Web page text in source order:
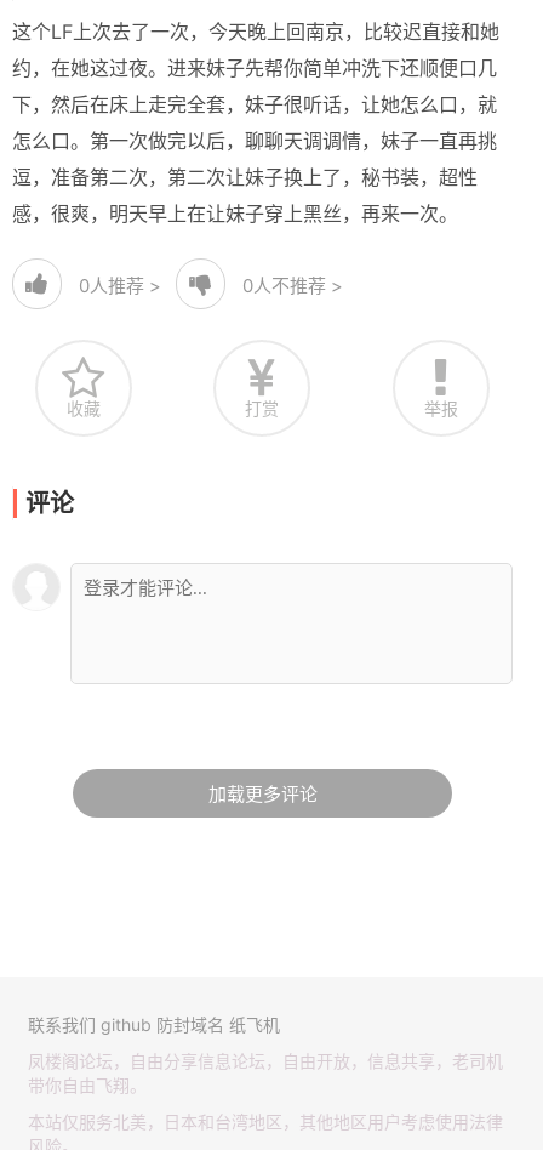
这个LF上次去了一次，今天晚上回南京，比较迟直接和她
约，在她这过夜。进来妹子先帮你简单冲洗下还顺便口几
下，然后在床上走完全套，妹子很听话，让她怎么口，就
怎么口。第一次做完以后，聊聊天调调情，妹子一直再挑
逗，准备第二次，第二次让妹子换上了，秘书装，超性
感，很爽，明天早上在让妹子穿上黑丝，再来一次。
0人推荐 > 0人不推荐 >
收藏 打赏 举报
评论
加载更多评论
联系我们 github 防封域名 纸飞机
凤楼阁论坛，自由分享信息论坛，自由开放，信息共享，老司机
带你自由飞翔。
本站仅服务北美，日本和台湾地区，其他地区用户考虑使用法律
风险。